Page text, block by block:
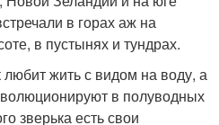
в горах аж на
в пустынях и тундрах.
жить с видом на воду, а
в полуводных
зверька есть свои